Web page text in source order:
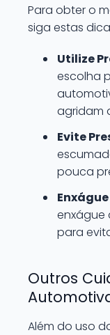
Para obter o
siga estas
Utilize
escolha
agridam
Evite
pouca
enxágue
para
Outros
Além do uso